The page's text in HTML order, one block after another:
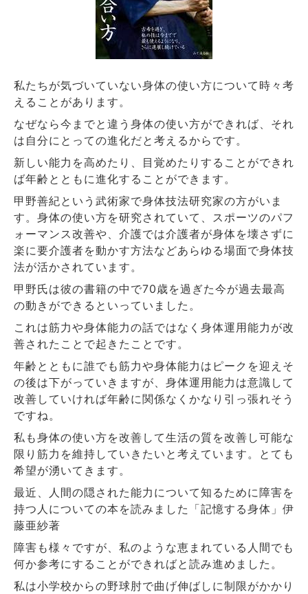
私たちが気づいていない身体の使い方について時々考
えることがあります。
なぜなら今までと違う身体の使い方ができれば、それ
は自分にとっての進化だと考えるからです。
新しい能力を高めたり、目覚めたりすることができれ
ば年齢とともに進化することができます。
甲野善紀という武術家で身体技法研究家の方がいま
す。身体の使い方を研究されていて、スポーツのパフ
ォーマンス改善や、介護では介護者が身体を壊さずに
楽に要介護者を動かす方法などあらゆる場面で身体技
法が活かされています。
甲野氏は彼の書籍の中で70歳を過ぎた今が過去最高
の動きができるといっていました。
これは筋力や身体能力の話ではなく身体運用能力が改
善されたことで起きたことです。
年齢とともに誰でも筋力や身体能力はピークを迎えそ
の後は下がっていきますが、身体運用能力は意識して
改善していければ年齢に関係なくかなり引っ張れそう
ですね。
私も身体の使い方を改善して生活の質を改善し可能な
限り筋力を維持していきたいと考えています。とても
希望が湧いてきます。
最近、人間の隠された能力について知るために障害を
持つ人についての本を読みました「記憶する身体」伊
藤亜紗著
障害も様々ですが、私のような恵まれている人間でも
何か参考にすることができればと読み進めました。
私は小学校からの野球肘で曲げ伸ばしに制限がかかり